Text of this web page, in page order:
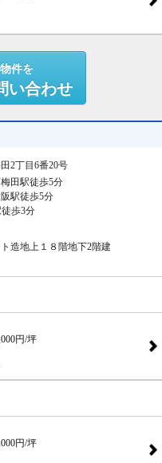
件を
い合わせ
2丁目6番20号
田駅徒歩5分
駅徒歩5分
歩3分
造地上１８階地下2階建
円/坪
円/坪